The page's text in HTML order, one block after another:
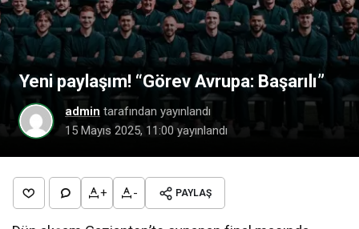
Yeni paylaşım! “Görev Avrupa: Başarılı”
admin tarafından yayınlandı
15 Mayıs 2025, 11:00 yayınlandı
+ - PAYLAŞ